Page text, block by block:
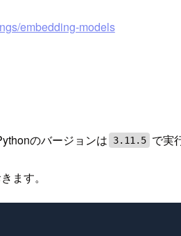
embedding-models
のバージョンは 3.11.5 で実
ます。